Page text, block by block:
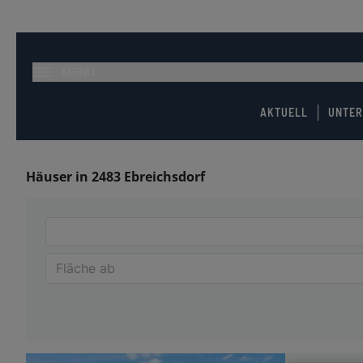
AKTUELL
Häuser in 2483 Ebreichsdorf